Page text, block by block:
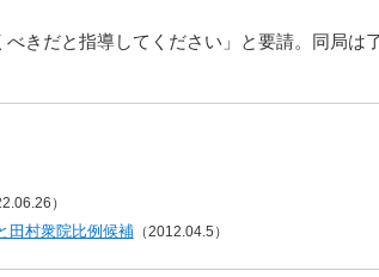
きだと指導してください」と要請。同局は
）
村衆院比例候補（2012.04.5）